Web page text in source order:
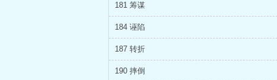
181 筹谋
184 诬陷
187 转折
190 摔倒